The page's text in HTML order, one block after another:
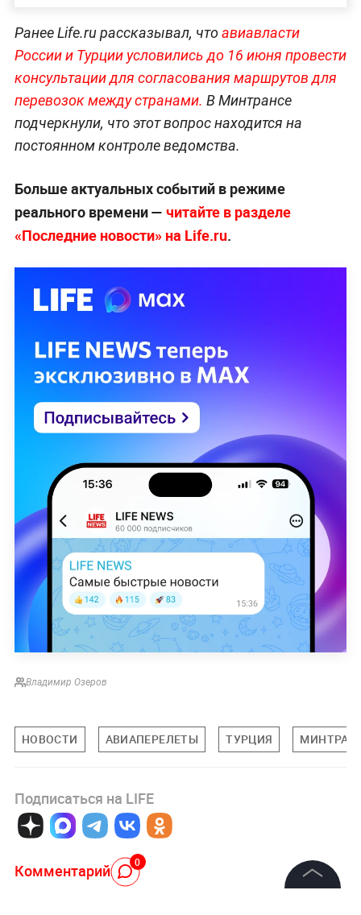
Ранее Life.ru рассказывал, чтоавиавласти
России и Турции условились до 16 июня провести
консультации для согласования маршрутов для
перевозок между странами. В Минтрансе
подчеркнули, что этот вопрос находится на
постоянном контроле ведомства.
Больше актуальных событий в режиме
реального времени — читайте в разделе
«Последние новости» на Life.ru.
Владимир Озеров
НОВОСТИ АВИАПЕРЕЛЕТЫ ТУРЦИЯ
Подписаться на LIFE
Комментарий 0